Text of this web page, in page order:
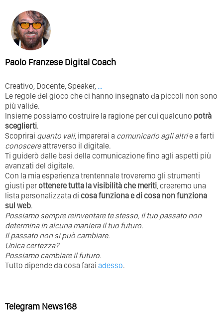
Paolo Franzese Digital Coach
Creativo, Docente, Speaker, …
Le regole del gioco che ci hanno insegnato da piccoli non sono
più valide.
Insieme possiamo costruire la ragione per cui qualcuno potrà
sceglierti.
Scoprirai quanto vali, imparerai a comunicarlo agli altrie a farti
conoscereattraverso il digitale.
Ti guiderò dalle basi della comunicazione fino agli aspetti più
avanzati del digitale.
Con la mia esperienza trentennale troveremo gli strumenti
giusti perottenere tutta la visibilità che meriti, creeremo una
lista personalizzata di cosa funziona e di cosa non funziona
sul web.
Possiamo sempre reinventare te stesso, il tuo passato non
determina in alcuna maniera il tuo futuro. ⁣
⁣Il passato non si può cambiare.
Unica certezza?
Possiamo cambiare il futuro.
Tutto dipende da cosa farai adesso.
Telegram News168